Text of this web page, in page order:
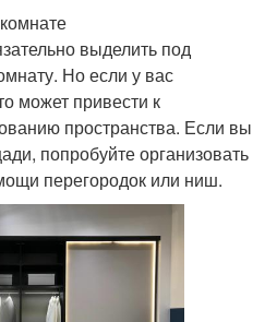
выделить под
Но если у вас
может привести к
пространства. Если вы
попробуйте организовать
перегородок или ниш.